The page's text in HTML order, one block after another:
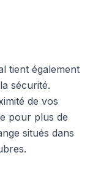
tient également
sécurité.
de vos
pour plus de
situés dans